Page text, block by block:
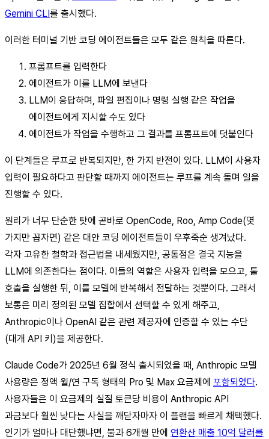
Gemini CLI를 출시했다.
이러한 터미널 기반 코딩 에이전트들은 모두 같은 원칙을 따른다.
프롬프트를 입력한다
에이전트가 이를 LLM에 보낸다
LLM이 응답하며, 파일 편집이나 명령 실행 같은 작업을
에이전트에게 지시할 수도 있다
에이전트가 작업을 수행하고 그 결과를 프롬프트에 덧붙인다
이 단계들은 루프로 반복되지만, 한 가지 반전이 있다. LLM이 사용자
입력이 필요하다고 판단할 때까지 에이전트는 루프를 계속 돌며 일을
진행할 수 있다.
원리가 너무 단순한 탓에 곧바로 OpenCode, Roo, Amp Code(몇
가지만 꼽자면) 같은 대안 코딩 에이전트들이 우후죽순 생겨났다.
각자 고유한 철학과 접근법을 내세웠지만, 공통점은 결국 지능을
LLM에 의존한다는 점이다. 이들의 역할은 사용자 입력을 모으고, 툴
호출을 실행한 뒤, 이를 모델에 반복해서 전달하는 것뿐이다. 그래서
보통은 미리 정의된 모델 집합에서 선택할 수 있게 해주고,
Anthropic이나 OpenAI 같은 관련 제공자에 인증할 수 있는 수단
(대개 API 키)을 제공한다.
Claude Code가 2025년 6월 정식 출시되었을 때, Anthropic 모델
사용량은 정액 월/연 구독 형태의 Pro 및 Max 요금제에 포함되었다.
사용자들은 이 요금제의 실질 토큰당 비용이 Anthropic API
과금보다 훨씬 낮다는 사실을 깨닫자마자 이 플랜을 빠르게 채택했다.
인기가 얼마나 대단했냐면, 불과 6개월 만에 연환산 매출 10억 달러를